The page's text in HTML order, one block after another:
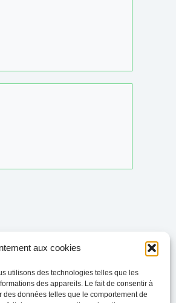
aux cookies
utilisons des technologies telles que les
des appareils. Le fait de consentir à
données telles que le comportement de
Évènement suivant→